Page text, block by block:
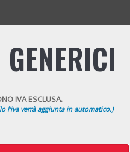
IVA ESCLUSA.
l'iva verrà aggiunta in automatico.)